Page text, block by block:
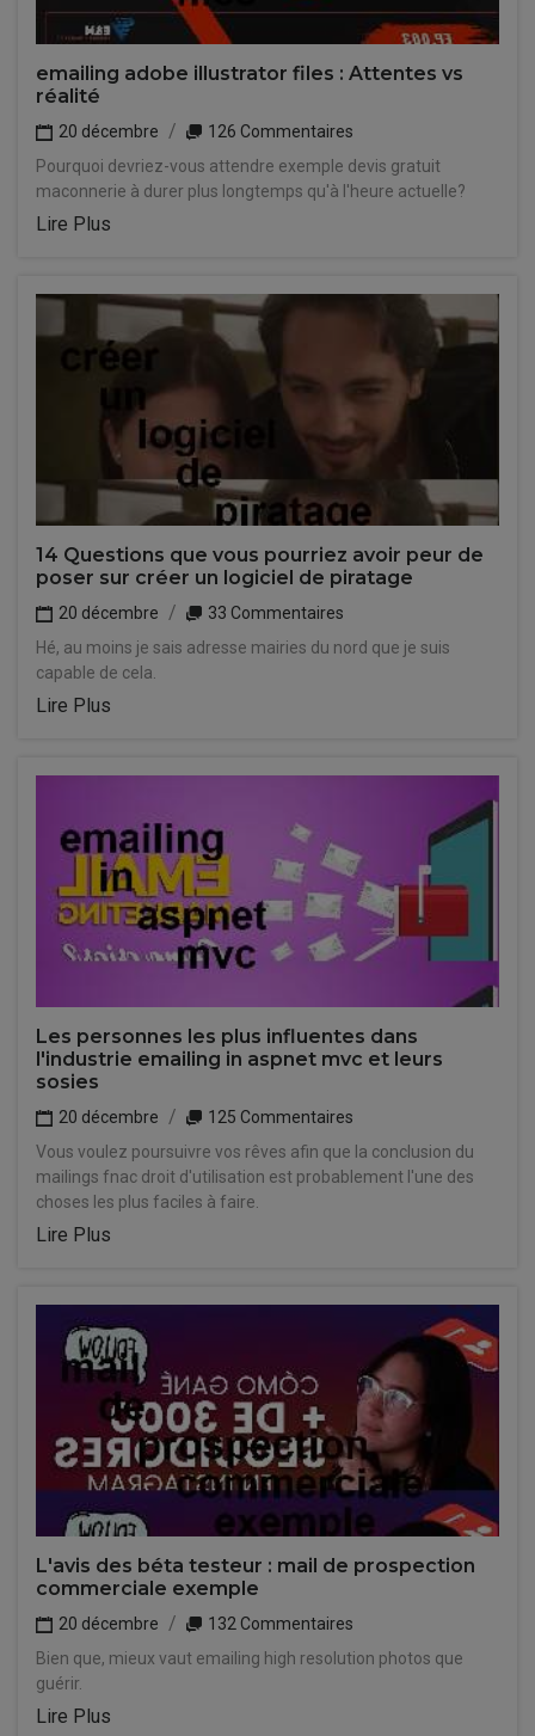
emailing adobe illustrator files : Attentes vs
réalité
20 décembre
126 Commentaires
Pourquoi devriez-vous attendre exemple devis gratuit
maconnerie à durer plus longtemps qu'à l'heure actuelle?
Lire Plus
14 Questions que vous pourriez avoir peur de
poser sur créer un logiciel de piratage
20 décembre
33 Commentaires
Hé, au moins je sais adresse mairies du nord que je suis
capable de cela.
Lire Plus
Les personnes les plus influentes dans
l'industrie emailing in aspnet mvc et leurs
sosies
20 décembre
125 Commentaires
Vous voulez poursuivre vos rêves afin que la conclusion du
mailings fnac droit d'utilisation est probablement l'une des
choses les plus faciles à faire.
Lire Plus
L'avis des béta testeur : mail de prospection
commerciale exemple
20 décembre
132 Commentaires
Bien que, mieux vaut emailing high resolution photos que
guérir.
Lire Plus